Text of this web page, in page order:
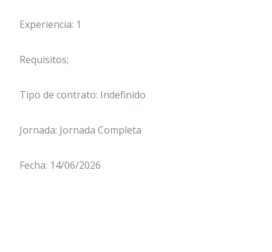
Experiencia: 1
Requisitos;
Tipo de contrato: Indefinido
Jornada: Jornada Completa
Fecha: 14/06/2026